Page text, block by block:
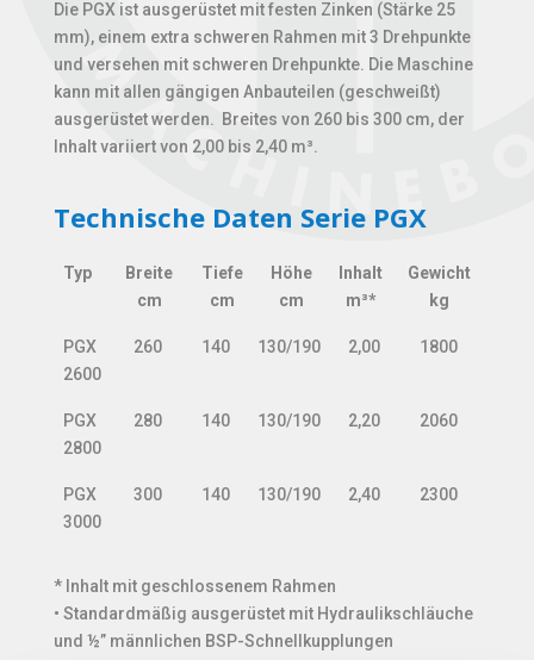
Die PGX ist ausgerüstet mit festen Zinken (Stärke 25
mm), einem extra schweren Rahmen mit 3 Drehpunkte
und versehen mit schweren Drehpunkte. Die Maschine
kann mit allen gängigen Anbauteilen (geschweißt)
ausgerüstet werden. Breites von 260 bis 300 cm, der
Inhalt variiert von 2,00 bis 2,40 m³.
Technische Daten Serie PGX
Typ
Breite
cm
Tiefe
cm
Höhe
cm
Inhalt
m³*
Gewicht
kg
Typ
Breite
Tiefe
Höhe
Inhalt
Gewicht
PGX
2600
260 140 130/190 2,00 1800
PGX
2800
280 140 130/190 2,20 2060
PGX
3000
300 140 130/190 2,40 2300
* Inhalt mit geschlossenem Rahmen
• Standardmäßig ausgerüstet mit Hydraulikschläuche
und ½” männlichen BSP-Schnellkupplungen